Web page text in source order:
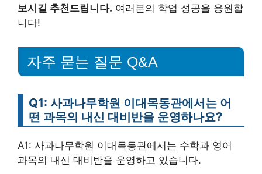
보시길 추천드립니다. 여러분의 학업 성공을 응원합
니다!
자주 묻는 질문 Q&A
Q1: 사과나무학원 이대목동관에서는 어
떤 과목의 내신 대비반을 운영하나요?
A1: 사과나무학원 이대목동관에서는 수학과 영어
과목의 내신 대비반을 운영하고 있습니다.